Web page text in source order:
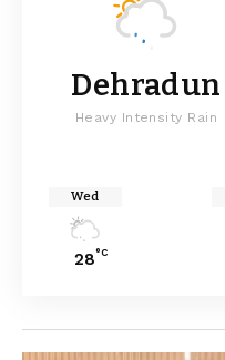
Dehradun
Heavy Intensity Rain
Wed
28°C